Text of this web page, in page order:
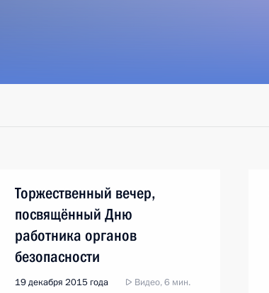
Торжественный вечер,
посвящённый Дню
работника органов
безопасности
19 декабря 2015 года Видео, 6 мин.